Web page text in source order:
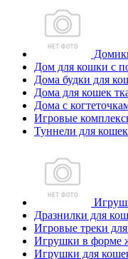
Дом для кошки с
Дома будки для
Дома для кошек
Дома с
Игровые
Туннели для кошек
Дразнилки для
Игровые треки
Игрушки в форме
Игрушки для